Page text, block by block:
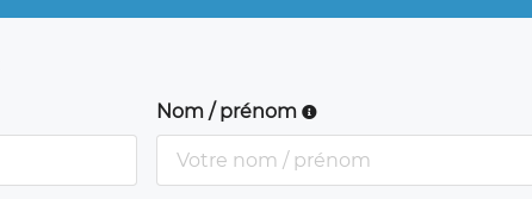
Nom / prénom